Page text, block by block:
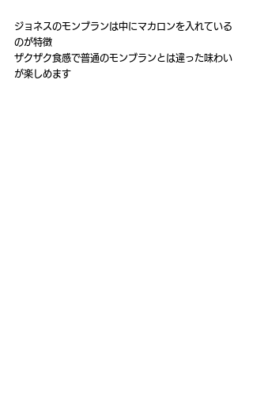
ジョネスのモンブランは中にマカロンを入れている
のが特徴
ザクザク食感で普通のモンブランとは違った味わい
が楽しめます